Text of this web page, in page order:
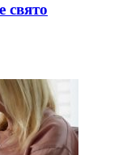
свято